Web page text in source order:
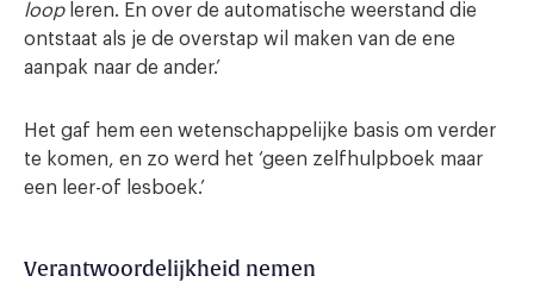
loopleren. En over de automatische weerstand die
ontstaat als je de overstap wil maken van de ene
aanpak naar de ander.’
Het gaf hem een wetenschappelijke basis om verder
te komen, en zo werd het ‘geen zelfhulpboek maar
een leer-of lesboek.’
Verantwoordelijkheid nemen